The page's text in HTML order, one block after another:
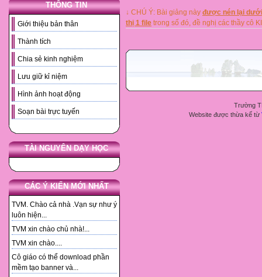
THÔNG TIN
Giới thiệu bản thân
Thành tích
Chia sẻ kinh nghiệm
Lưu giữ kỉ niệm
Hình ảnh hoạt động
Soạn bài trực tuyến
TÀI NGUYÊN DẠY HỌC
CÁC Ý KIẾN MỚI NHẤT
TVM. Chào cả nhà .Vạn sự như ý
luôn hiện...
TVM xin chào chủ nhà!...
TVM xin chào....
Cô giáo có thể download phần
mềm tạo banner và...
↓ CHÚ Ý: Bài giảng này được nén lại
thị 1 file trong số đó, đề nghị các thầy cô
Trường
Website được thừa kế từ